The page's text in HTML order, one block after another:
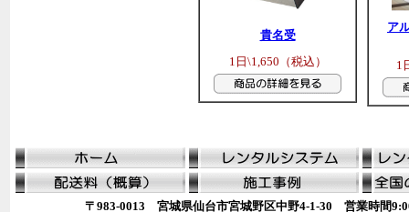
貴名受
1日\1,650（税込）
ア
1
〒983-0013 宮城県仙台市宮城野区中野4-1-30 営業時間